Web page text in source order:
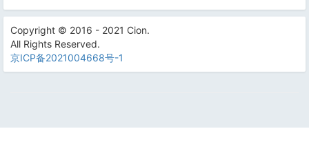
Copyright © 2016 - 2021 Cion.
All Rights Reserved.
京ICP备2021004668号-1